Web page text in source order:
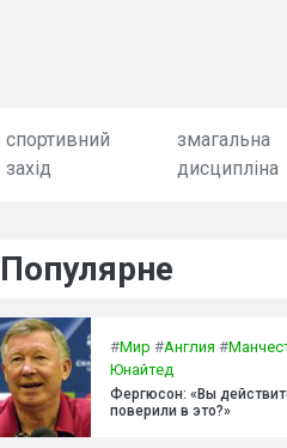
спортивний
захід
змагальна
дисципліна
Популярне
#Мир #Англия #
Юнайтед
Фергюсон: «Вы
поверили в это?»